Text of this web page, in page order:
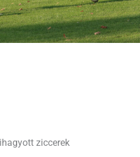
ziccerek